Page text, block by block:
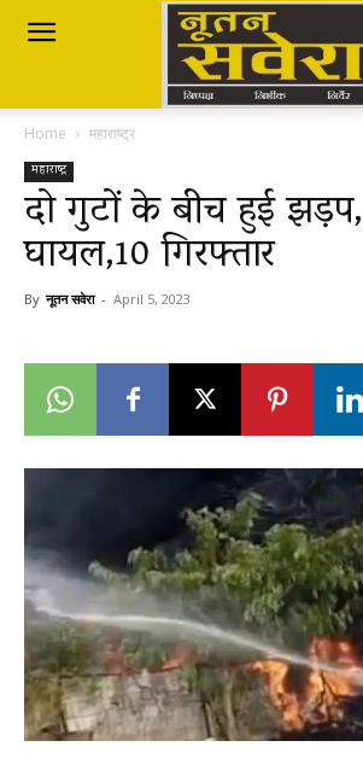
Nutan
Savera
नूतन
News
LIVE
Home महाराष्ट्र
महाराष्ट्र
दो गुटों के बीच हुई
घायल,10 गिरफ्तार
By नूतन सवेरा - April 5, 2023